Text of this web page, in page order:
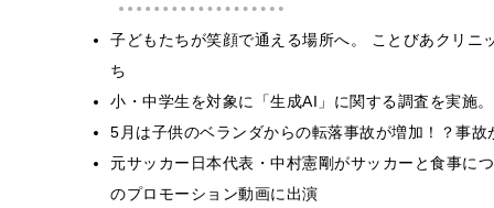
子どもたちが笑顔で通える場所へ。 ことびあクリニ
ち
小・中学生を対象に「生成AI」に関する調査を実施
5月は子供のベランダからの転落事故が増加！？事
元サッカー日本代表・中村憲剛がサッカーと食事に
のプロモーション動画に出演